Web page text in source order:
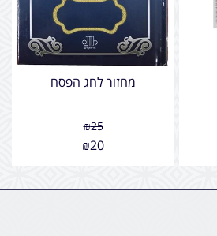
מחזור לחג הפסח
₪25
₪20